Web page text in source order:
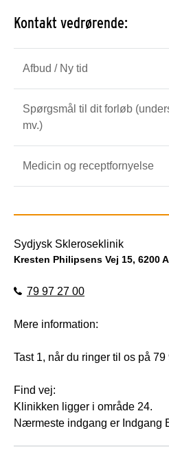
Kontakt vedrørende:
Afbud / Ny tid
Spørgsmål til dit forløb
mv.)
Medicin og receptfornyelse
Sydjysk Skleroseklinik
Kresten Philipsens Vej 15, 6200
79 97 27 00
Mere information:
Tast 1, når du ringer til os på 79
Find vej:
Klinikken ligger i område 24.
Nærmeste indgang er Indgang